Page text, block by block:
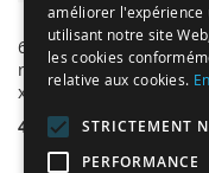
6 Boîtes dragées
rondes blanches 4 cm
x 4 cm
4,99 €
améliorer l'expérience
utilisant notre site
les cookies
relative aux cookies.
STRICTEMENT
PERFORMANCE